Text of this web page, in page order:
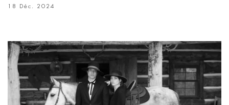
18 Déc. 2024